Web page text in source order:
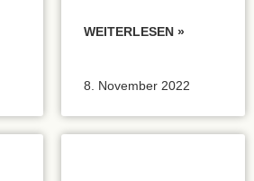
WEITERLESEN »
8. November 2022